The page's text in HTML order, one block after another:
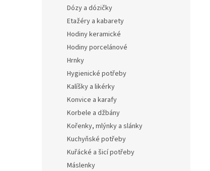
Dózy a dózičky
Etažéry a kabarety
Hodiny keramické
Hodiny porcelánové
Hrnky
Hygienické potřeby
Kalíšky a likérky
Konvice a karafy
Korbele a džbány
Kořenky, mlýnky a slánky
Kuchyňské potřeby
Kuřácké a šicí potřeby
Máslenky